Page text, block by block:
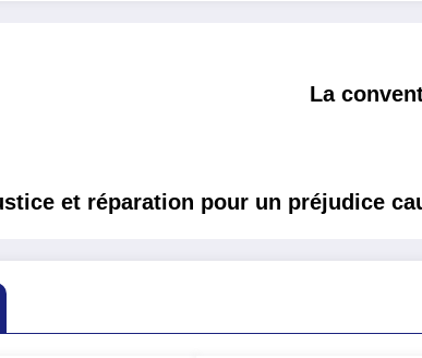
La
et réparation pour un préjudice